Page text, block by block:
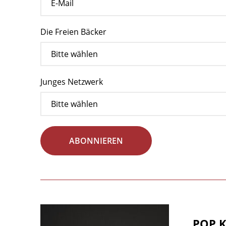
Die Freien Bäcker
Junges Netzwerk
ABONNIEREN